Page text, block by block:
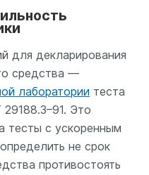
для декларирования
средства —
лаборатории теста
Это
тесты с ускоренным
не срок
противостоять